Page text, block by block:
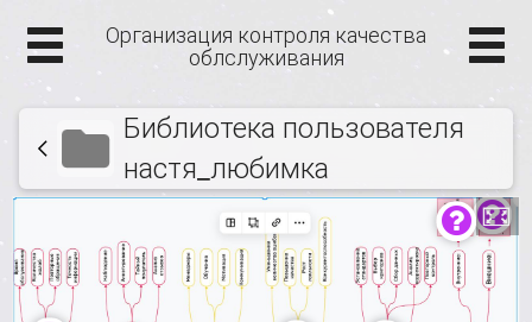
Организация контроля качества
облслуживания
Библиотека пользователя
настя_любимка